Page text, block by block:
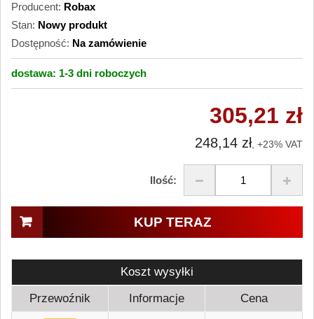
Producent: Robax
Stan: Nowy produkt
Dostępność: Na zamówienie
dostawa: 1-3 dni roboczych
305,21 zł
248,14 zł, +23% VAT
Ilość:
KUP TERAZ
Koszt wysyłki
Przewoźnik
Informacje Cena